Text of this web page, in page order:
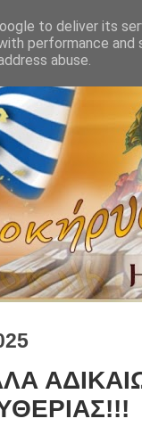
to deliver its
performance
abuse.